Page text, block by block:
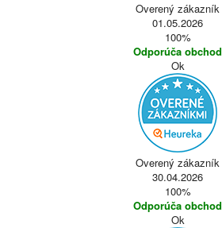
Overený zákazník
01.05.2026
100%
Odporúča obchod
Ok
Overený zákazník
30.04.2026
100%
Odporúča obchod
Ok